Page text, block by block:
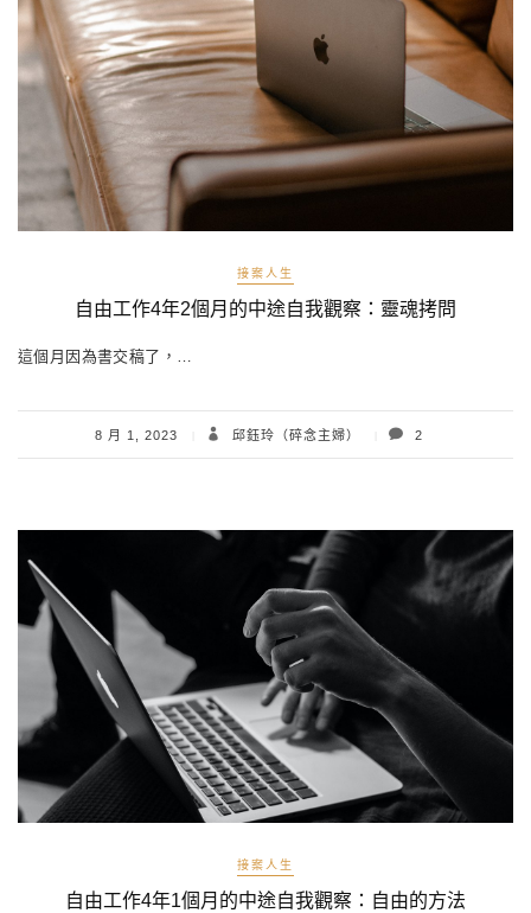
接案人生
自由工作4年2個月的中途自我觀察：靈魂拷問
這個月因為書交稿了，…
8 月 1, 2023 邱鈺玲（碎念主婦） 2
接案人生
自由工作4年1個月的中途自我觀察：自由的方法